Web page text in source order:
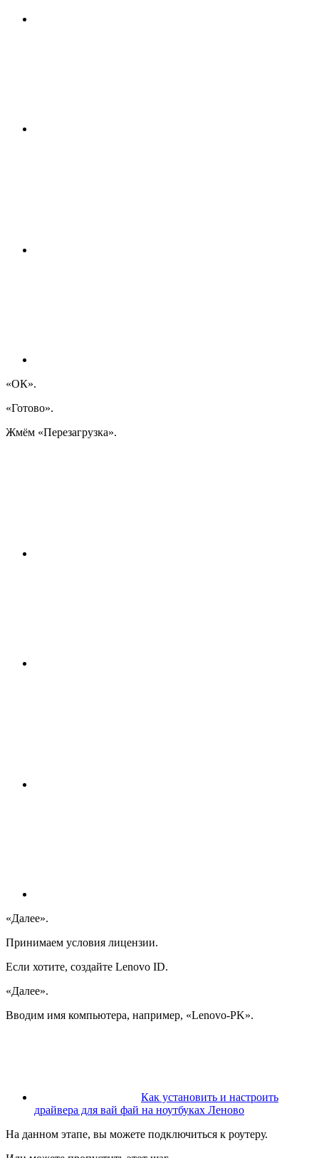
«ОК».
«Готово».
Жмём «Перезагрузка».
«Далее».
Принимаем условия лицензии.
Если хотите, создайте Lenovo ID.
«Далее».
Вводим имя компьютера, например, «Lenovo-PK».
Как установить и настроить
драйвера для вай фай на ноутбуках Леново
На данном этапе, вы можете подключиться к роутеру.